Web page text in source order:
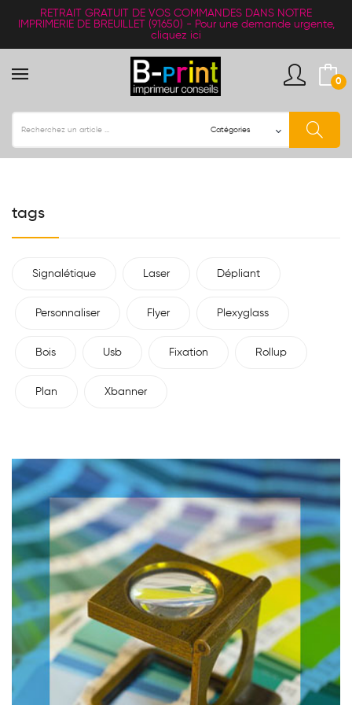
RETRAIT GRATUIT
DE VOS COMMANDES DANS NOTRE
IMPRIMERIE DE BREUILLET (91650) - Pour une demande urgente,
cliquez ici
0
tags
Signalétique Laser Dépliant
Personnaliser Flyer Plexyglass
Bois Usb Fixation Rollup
Plan Xbanner